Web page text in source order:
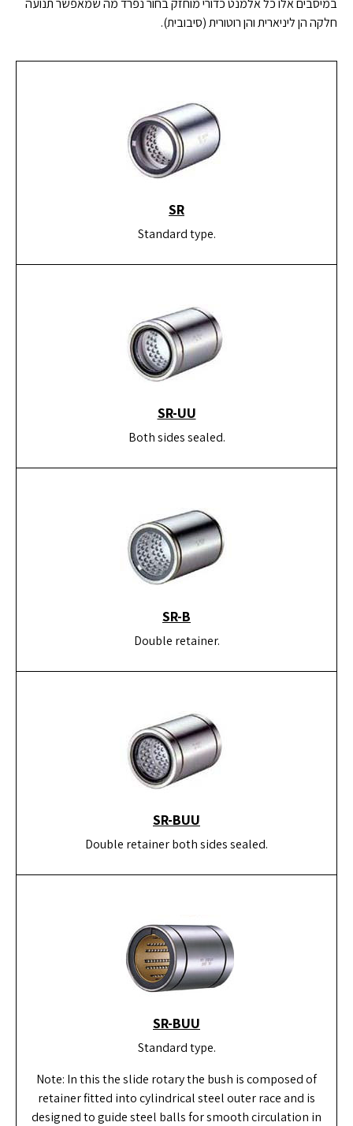
חלקה הן ליניארית והן רוטורית (סיבובית).
SR
Standard type.
SR-UU
Both sides sealed.
SR-B
Double retainer.
SR-BUU
Double retainer both sides sealed.
SR-BUU
Standard type.
Note: In this the slide rotary the bush is composed of
retainer fitted into cylindrical steel outer race and is
designed to guide steel balls for smooth circulation in